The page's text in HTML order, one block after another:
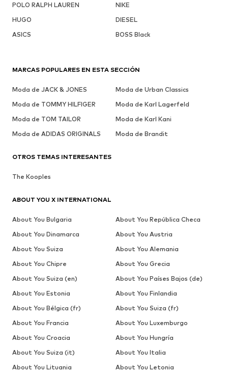
POLO RALPH LAUREN
NIKE
HUGO
DIESEL
ASICS
BOSS Black
MARCAS POPULARES EN ESTA SECCIÓN
Moda de JACK & JONES
Moda de Urban Classics
Moda de TOMMY HILFIGER
Moda de Karl Lagerfeld
Moda de TOM TAILOR
Moda de Karl Kani
Moda de ADIDAS ORIGINALS
Moda de Brandit
OTROS TEMAS INTERESANTES
The Kooples
ABOUT YOU X INTERNATIONAL
About You Bulgaria
About You República Checa
About You Dinamarca
About You Austria
About You Suiza
About You Alemania
About You Chipre
About You Grecia
About You Suiza (en)
About You Países Bajos (de)
About You Estonia
About You Finlandia
About You Bélgica (fr)
About You Suiza (fr)
About You Francia
About You Luxemburgo
About You Croacia
About You Hungría
About You Suiza (it)
About You Italia
About You Lituania
About You Letonia